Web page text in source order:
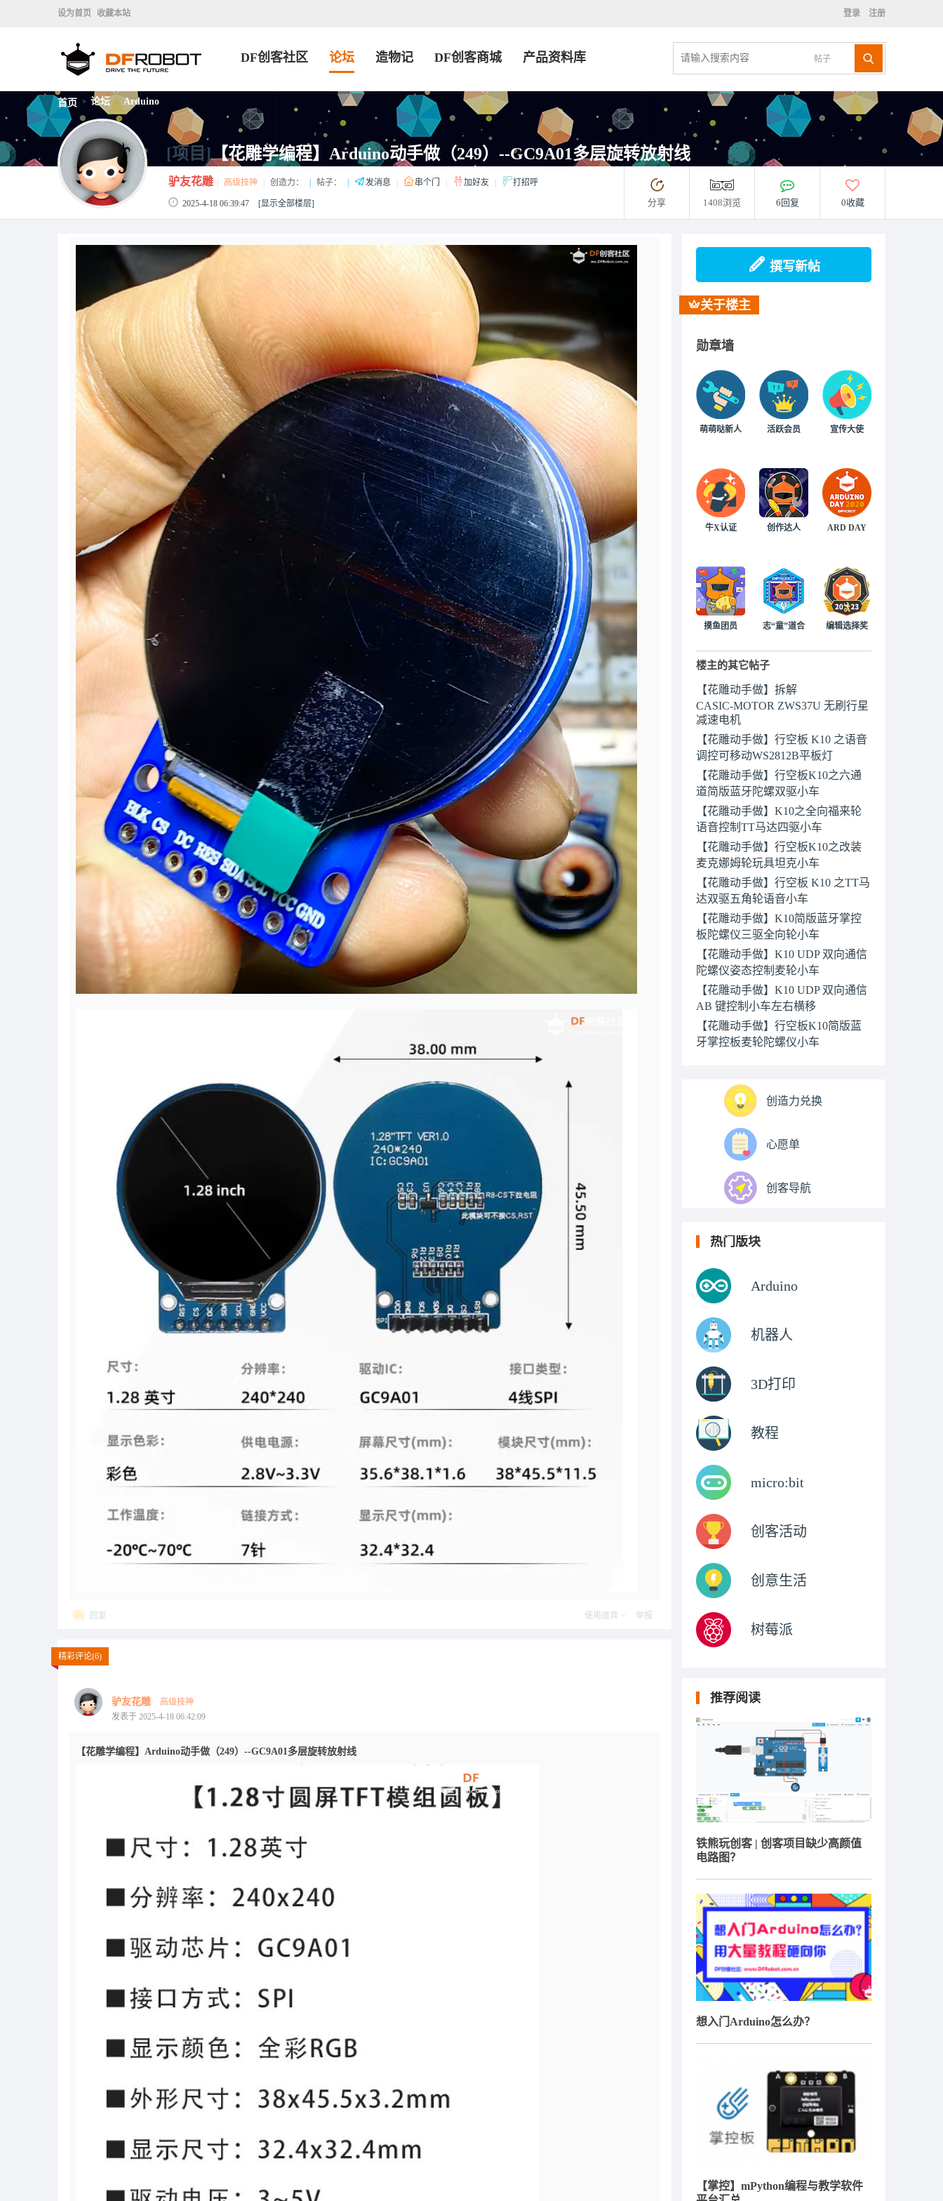
设为首页 收藏本站 登录 注册
帖子
DF创客社区 论坛 造物记 DF创客商城 产品资料库
首页 > 论坛 > Arduino
[项目]【花雕学编程】Arduino动手做（249）--GC9A01多层旋转放射线
驴友花雕 高级技神 创造力： 帖子： 发消息 串个门 加好友 打招呼
2025-4-18 06:39:47 [显示全部楼层] 分享 1408浏览 6回复 0收藏
回复 使用道具 举报
精彩评论(6)
驴友花雕
高级技神
发表于 2025-4-18 06:42:09
【花雕学编程】Arduino动手做（249）--GC9A01多层旋转放射线
撰写新帖
关于楼主
勋章墙
萌萌哒新人 活跃会员 宣传大使
牛X认证 创作达人 ARD DAY
摸鱼团员 志“童”道合 编辑选择奖
楼主的其它帖子
【花雕动手做】拆解
CASIC‑MOTOR ZWS37U 无刷行星
减速电机
【花雕动手做】行空板 K10 之语音
调控可移动WS2812B平板灯
【花雕动手做】行空板K10之六通
道简版蓝牙陀螺双驱小车
【花雕动手做】K10之全向福来轮
语音控制TT马达四驱小车
【花雕动手做】行空板K10之改装
麦克娜姆轮玩具坦克小车
【花雕动手做】行空板 K10 之TT马
达双驱五角轮语音小车
【花雕动手做】K10简版蓝牙掌控
板陀螺仪三驱全向轮小车
【花雕动手做】K10 UDP 双向通信
陀螺仪姿态控制麦轮小车
【花雕动手做】K10 UDP 双向通信
AB 键控制小车左右横移
【花雕动手做】行空板K10简版蓝
牙掌控板麦轮陀螺仪小车
创造力兑换
心愿单
创客导航
热门版块
Arduino
机器人
3D打印
教程
micro:bit
创客活动
创意生活
树莓派
推荐阅读
铁熊玩创客 | 创客项目缺少高颜值
电路图？
想入门Arduino怎么办？
【掌控】mPython编程与教学软件